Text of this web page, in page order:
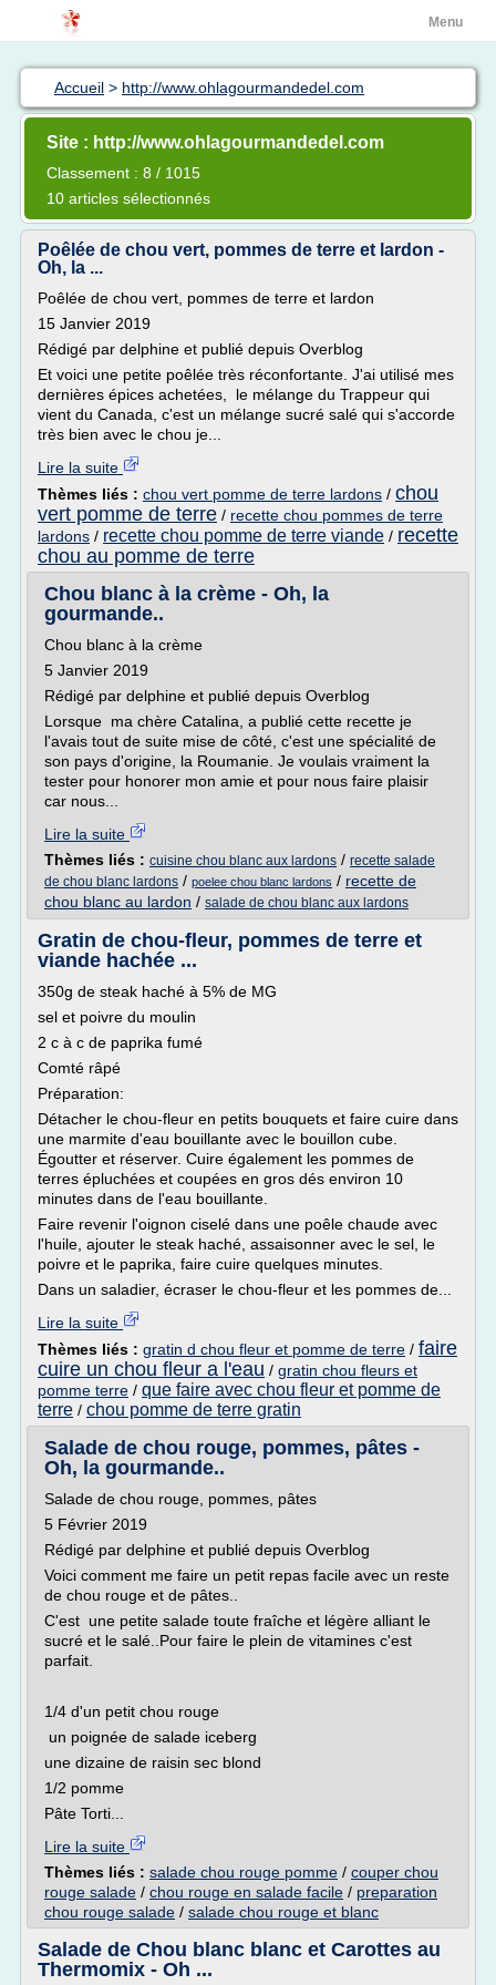
Menu
Accueil > http://www.ohlagourmandedel.com
Site : http://www.ohlagourmandedel.com
Classement : 8 / 1015
10 articles sélectionnés
Poêlée de chou vert, pommes de terre et lardon -
Oh, la ...
Poêlée de chou vert, pommes de terre et lardon
15 Janvier 2019
Rédigé par delphine et publié depuis Overblog
Et voici une petite poêlée très réconfortante. J'ai utilisé mes
dernières épices achetées, le mélange du Trappeur qui
vient du Canada, c'est un mélange sucré salé qui s'accorde
très bien avec le chou je...
Lire la suite
Thèmes liés : chou vert pomme de terre lardons / chou
vert pomme de terre / recette chou pommes de terre
lardons / recette chou pomme de terre viande / recette
chou au pomme de terre
Chou blanc à la crème - Oh, la
gourmande..
Chou blanc à la crème
5 Janvier 2019
Rédigé par delphine et publié depuis Overblog
Lorsque ma chère Catalina, a publié cette recette je
l'avais tout de suite mise de côté, c'est une spécialité de
son pays d'origine, la Roumanie. Je voulais vraiment la
tester pour honorer mon amie et pour nous faire plaisir
car nous...
Lire la suite
Thèmes liés : cuisine chou blanc aux lardons / recette salade
de chou blanc lardons / poelee chou blanc lardons / recette de
chou blanc au lardon / salade de chou blanc aux lardons
Gratin de chou-fleur, pommes de terre et
viande hachée ...
350g de steak haché à 5% de MG
sel et poivre du moulin
2 c à c de paprika fumé
Comté râpé
Préparation:
Détacher le chou-fleur en petits bouquets et faire cuire dans
une marmite d'eau bouillante avec le bouillon cube.
Égoutter et réserver. Cuire également les pommes de
terres épluchées et coupées en gros dés environ 10
minutes dans de l'eau bouillante.
Faire revenir l'oignon ciselé dans une poêle chaude avec
l'huile, ajouter le steak haché, assaisonner avec le sel, le
poivre et le paprika, faire cuire quelques minutes.
Dans un saladier, écraser le chou-fleur et les pommes de...
Lire la suite
Thèmes liés : gratin d chou fleur et pomme de terre / faire
cuire un chou fleur a l'eau / gratin chou fleurs et
pomme terre / que faire avec chou fleur et pomme de
terre / chou pomme de terre gratin
Salade de chou rouge, pommes, pâtes -
Oh, la gourmande..
Salade de chou rouge, pommes, pâtes
5 Février 2019
Rédigé par delphine et publié depuis Overblog
Voici comment me faire un petit repas facile avec un reste
de chou rouge et de pâtes..
C'est une petite salade toute fraîche et légère alliant le
sucré et le salé..Pour faire le plein de vitamines c'est
parfait.
1/4 d'un petit chou rouge
un poignée de salade iceberg
une dizaine de raisin sec blond
1/2 pomme
Pâte Torti...
Lire la suite
Thèmes liés : salade chou rouge pomme / couper chou
rouge salade / chou rouge en salade facile / preparation
chou rouge salade / salade chou rouge et blanc
Salade de Chou blanc blanc et Carottes au
Thermomix - Oh ...